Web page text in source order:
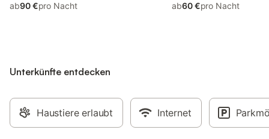
ab90 €pro Nacht
ab60 €pro Nacht
Unterkünfte entdecken
Haustiere erlaubt Internet